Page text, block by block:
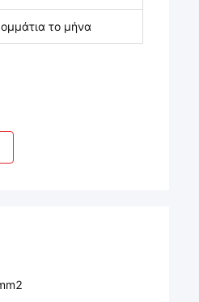
το μήνα